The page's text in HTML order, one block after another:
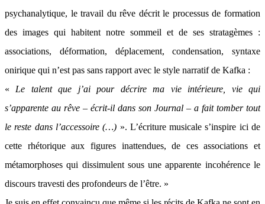
psychanalytique, le travail du rêve décrit le processus de formation
des images qui habitent notre sommeil et de ses stratagèmes :
associations, déformation, déplacement, condensation, syntaxe
onirique qui n’est pas sans rapport avec le style narratif de Kafka :
« Le talent que j’ai pour décrire ma vie intérieure, vie qui
s’apparente au rêve – écrit-il dans son Journal – a fait tomber tout
le reste dans l’accessoire (…) ». L’écriture musicale s’inspire ici de
cette rhétorique aux figures inattendues, de ces associations et
métamorphoses qui dissimulent sous une apparente incohérence le
discours travesti des profondeurs de l’être. »